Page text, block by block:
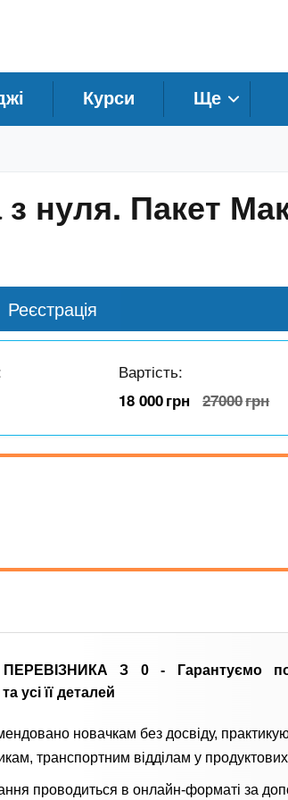
Курси Ще
з нуля. Пакет
Реєстрація
Вартість:
18 000грн 27000грн
ПЕРЕВІЗНИКА З 0 -
Гарантуємо
усі її деталей
новачкам без досвіду,
транспортним відділам у
проводиться в онлайн-форматі за